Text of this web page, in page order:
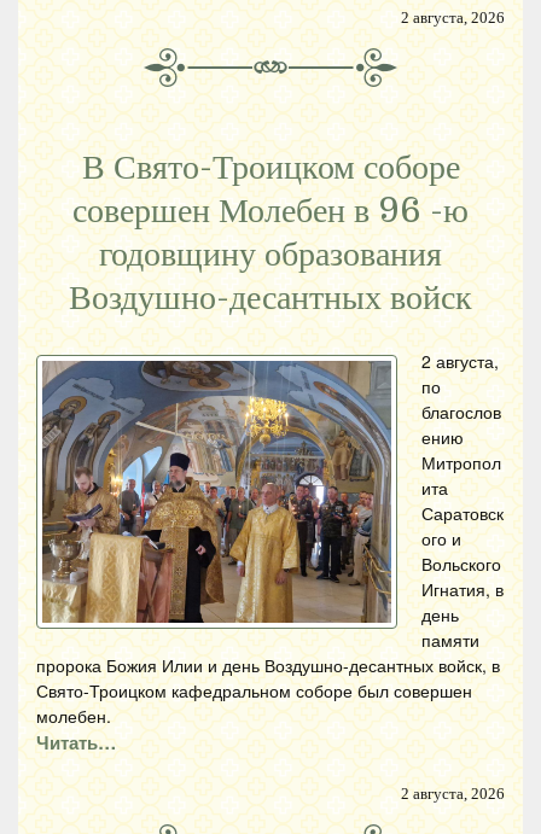
2 августа, 2026
В Свято-Троицком соборе
совершен Молебен в 96 -ю
годовщину образования
Воздушно-десантных войск
2 августа,
по
благослов
ению
Митропол
ита
Саратовск
ого и
Вольского
Игнатия, в
день
памяти
пророка Божия Илии и день Воздушно-десантных войск, в
Свято-Троицком кафедральном соборе был совершен
молебен.
Читать…
2 августа, 2026